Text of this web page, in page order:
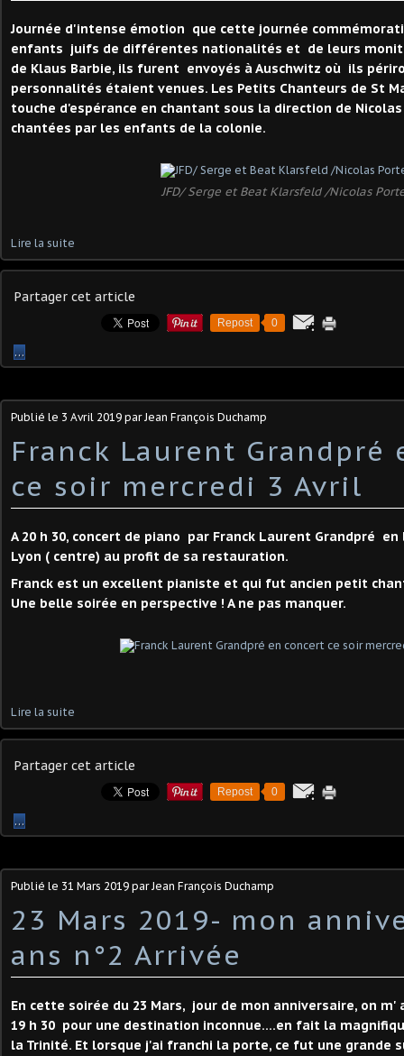
Journée d'intense émotion que cette journée
enfants juifs de différentes nationalités et de leurs
de Klaus Barbie, ils furent envoyés à Auschwitz où ils
personnalités étaient venues. Les Petits Chanteurs de St
touche d'espérance en chantant sous la direction de
chantées par les enfants de la colonie.
JFD/ Serge et Beat Klarsfeld /Nicolas
Lire la suite
Partager cet article
Repost 0
…
Publié le 3 Avril 2019 par Jean François Duchamp
Franck Laurent Grandpré
ce soir mercredi 3 Avril
A 20 h 30, concert de piano par Franck Laurent Grandpré
Lyon ( centre) au profit de sa restauration.
Franck est un excellent pianiste et qui fut ancien petit
Une belle soirée en perspective ! A ne pas manquer.
Lire la suite
Partager cet article
Repost 0
…
Publié le 31 Mars 2019 par Jean François Duchamp
23 Mars 2019- mon
ans n°2 Arrivée
En cette soirée du 23 Mars, jour de mon anniversaire, on
19 h 30 pour une destination inconnue....en fait la
la Trinité. Et lorsque j'ai franchi la porte, ce fut une grande